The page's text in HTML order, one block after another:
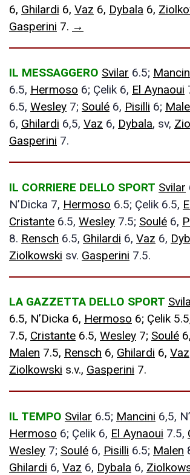
6, Ghilardi 6, Vaz 6, Dybala 6,
Gasperini 7. →
IL MESSAGGERO Svilar 6.5;
6.5, Hermoso 6; Çelik 6, El Aynaoui
6.5, Wesley 7; Soulé 6, Pisilli 6;
6, Ghilardi 6,5, Vaz 6, Dybala, sv,
Gasperini 7.
IL CORRIERE DELLO SPORT Svilar
N’Dicka 7, Hermoso 6.5; Çelik 6.5,
Cristante 6.5, Wesley 7.5; Soulé 6,
8. Rensch 6.5, Ghilardi 6, Vaz 6,
Ziolkowski sv. Gasperini 7.5.
LA GAZZETTA DELLO SPORT
6.5, N’Dicka 6, Hermoso 6; Çelik
7.5, Cristante 6.5, Wesley 7; Soulé 6,
Malen 7.5, Rensch 6, Ghilardi 6, Vaz
Ziolkowski s.v., Gasperini 7.
IL TEMPO Svilar 6.5; Mancini 6,5,
Hermoso 6; Çelik 6, El Aynaoui 7.5,
Wesley 7; Soulé 6, Pisilli 6.5; Malen
Ghilardi 6, Vaz 6, Dybala 6,